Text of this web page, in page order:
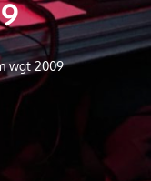
wgt 2009